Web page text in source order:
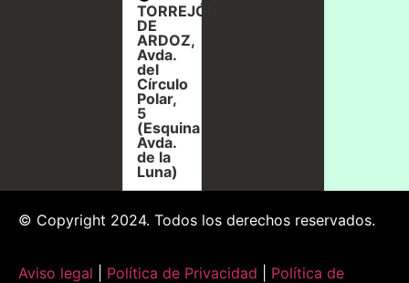
TORREJÓN
DE
ARDOZ,
Avda.
del
Círculo
Polar,
5
(Esquina
Avda.
de la
Luna)
© Copyright 2024. Todos los derechos reservados.
Aviso legal Política de Privacidad
Política de